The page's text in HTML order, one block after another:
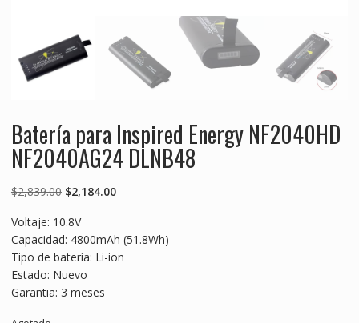
Batería para Inspired Energy NF2040HD
NF2040AG24 DLNB48
$2,839.00 Original
was:
$2,839.00.
$2,184.00Current
$2,184.00.
Voltaje: 10.8V
Capacidad: 4800mAh (51.8Wh)
Tipo de batería: Li-ion
Estado: Nuevo
Garantia: 3 meses